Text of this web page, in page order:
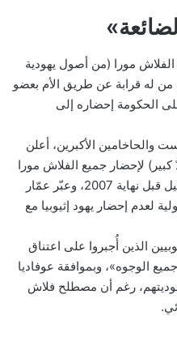
مورا (من أصول يهودية
من له قرابة عن طريق الأم بعضو
الحكومة إحضاره إلى
الكنيست والحاخامين الأكبرين، أعلن
لإحضار جميع الفلاش مورا
– قرابة 18,000 شخص – إلى إسرائيل قبل نهاية 2007، وعبّر عمّار
لعدم إحضار يهود إثيوبيا مع
الذين أُجبروا على اعتناق
الوجوه»، وبموافقة عوفاديا
رغم أن مصطلح فلاش